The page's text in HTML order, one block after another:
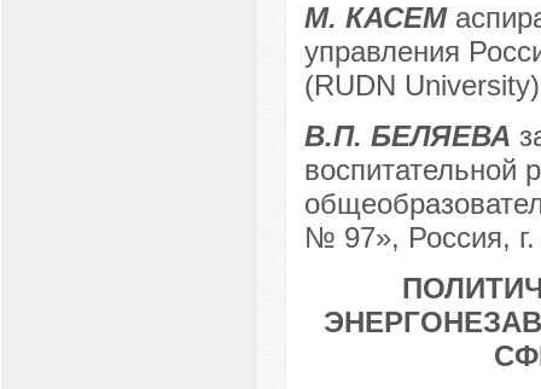
М. КАСЕМ
управления
(RUDN
В.П. БЕЛЯЕВА
воспитательной
№ 97», Россия,